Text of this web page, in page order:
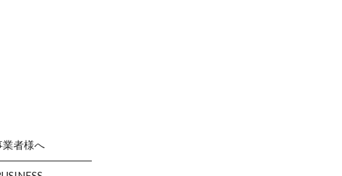
業者様へ